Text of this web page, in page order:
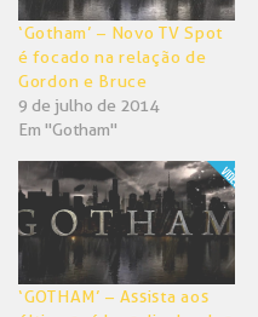
‘Gotham’ – Novo TV Spot
é focado na relação de
Gordon e Bruce
9 de julho de 2014
Em "Gotham"
‘GOTHAM’ – Assista aos